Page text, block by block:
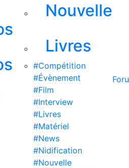
Nouvelle
Livres
#Compétition
#Évènement
#Film
#Interview
#Livres
#Matériel
#News
#Nidification
#Nouvelle